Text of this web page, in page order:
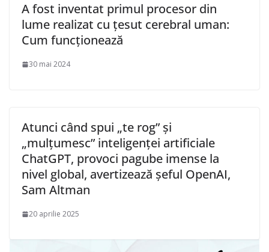
A fost inventat primul procesor din
lume realizat cu țesut cerebral uman:
Cum funcționează
30 mai 2024
Atunci când spui „te rog” și
„mulțumesc” inteligenței artificiale
ChatGPT, provoci pagube imense la
nivel global, avertizează șeful OpenAI,
Sam Altman
20 aprilie 2025